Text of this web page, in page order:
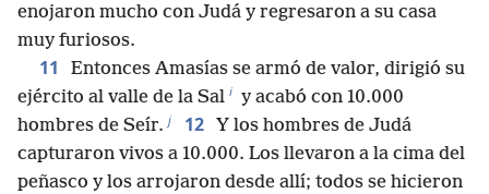
enojaron mucho con Judá y regresaron a su casa
muy furiosos.
11
Entonces Amasías se armó de valor, dirigió su
ejército al valle de la Sal i y acabó con 10.000
hombres de Seír. j 12 Y los hombres de Judá
capturaron vivos a 10.000. Los llevaron a la cima del
peñasco y los arrojaron desde allí; todos se hicieron